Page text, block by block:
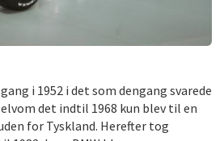
i 1952 i det som dengang svarede
det indtil 1968 kun blev til en
for Tyskland. Herefter tog